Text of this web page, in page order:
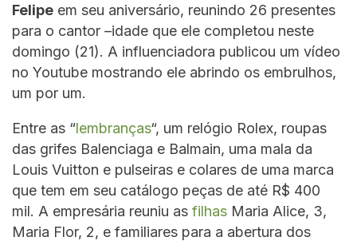
Felipe em seu aniversário, reunindo 26 presentes
para o cantor –idade que ele completou neste
domingo (21). A influenciadora publicou um vídeo
no Youtube mostrando ele abrindo os embrulhos,
um por um.
Entre as “lembranças“, um relógio Rolex, roupas
das grifes Balenciaga e Balmain, uma mala da
Louis Vuitton e pulseiras e colares de uma marca
que tem em seu catálogo peças de até R$ 400
mil. A empresária reuniu as filhas Maria Alice, 3,
Maria Flor, 2, e familiares para a abertura dos